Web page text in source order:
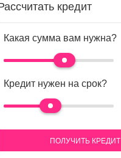
кредит
Какая сумма вам нужна?
Кредит нужен на срок?
ПОЛУЧИТЬ КРЕДИТ